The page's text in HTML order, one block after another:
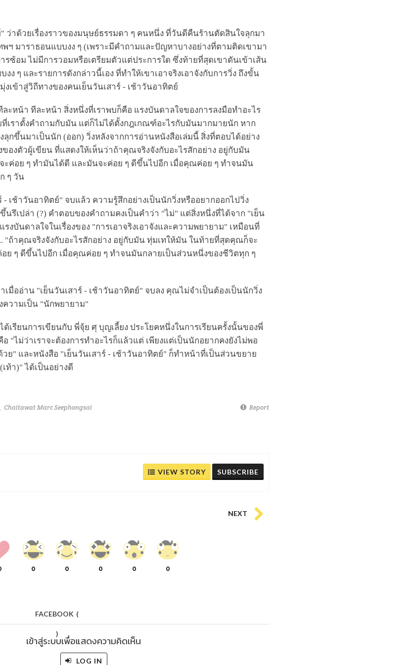
ว่าด้วยเรื่องราวของมนุษย์ธรรมดา ๆ คนหนึ่ง ที่วันดีคืนร้านตัดสินใจลุกมา
พฯ มาราธอนแบบงง ๆ (เพราะมีคำถามและปัญหาบางอย่างที่ตามติดเขามา
รซ้อม ไม่มีการวอมหรือเตรียมตัวแต่ประการใด ซึ่งท้ายที่สุดเขาดันเข้าเส้น
ง ๆ และรายการดังกล่าวนี้เอง ที่ทำให้เขาเอาจริงเอาจังกับการวิ่ง ถึงขั้น
เข้าสู่วิถีทางของคนเย็นวันเสาร์ - เช้าวันอาทิตย์
ะหน้า ทีละหน้า สิ่งหนึ่งที่เราพบก็คือ แรงบันดาลใจของการลงมือทำอะไร
ที่เราตั้งคำถามกับมัน แต่ก็ไม่ได้ตั้งกฎเกณฑ์อะไรกับมันมากมายนัก หาก
กขึ้นมาเป็นนัก (ออก) วิ่งหลังจากการอ่านหนังสือเล่มนี้ สิ่งที่ตอบได้อย่าง
ของตัวผู้เขียน ที่แสดงให้เห็นว่าถ้าคุณจริงจังกับอะไรสักอย่าง อยู่กับมัน
ค่อย ๆ ทำมันได้ดี และมันจะค่อย ๆ ดีขึ้นไปอีก เมื่อคุณค่อย ๆ ทำจนมัน
ๆ วัน
- เช้าวันอาทิตย์" จบแล้ว ความรู้สึกอย่างเป็นนักวิ่งหรืออยากออกไปวิ่ง
นรึเปล่า (?) คำตอบของคำถามคงเป็นคำว่า "ไม่" แต่สิ่งหนึ่งที่ได้จาก "เย็น
งบันดาลใจในเรื่องของ "การเอาจริงเอาจังและความพยายาม" เหมือนที่
"ถ้าคุณจริงจังกับอะไรสักอย่าง อยู่กับมัน ทุ่มเทให้มัน ในท้ายที่สุดคุณก็จะ
ย ๆ ดีขึ้นไปอีก เมื่อคุณค่อย ๆ ทำจนมันกลายเป็นส่วนหนึ่งของชีวิตทุก ๆ
เมื่ออ่าน "เย็นวันเสาร์ - เช้าวันอาทิตย์" จบลง คุณไม่จำเป็นต้องเป็นนักวิ่ง
ความเป็น "นักพยายาม"
ด้เรียนการเขียนกับ พี่จุ้ย ศุ บุญเลี้ยง ประโยคหนึ่งในการเรียนครั้งนั้นของพี่
"ไม่ว่าเราจะต้องการทำอะไรก็แล้วแต่ เพียงแต่เป็นนักอยากคงยังไม่พอ
ย" และหนังสือ "เย็นวันเสาร์ - เช้าวันอาทิตย์" ก็ทำหน้าที่เป็นส่วนขยาย
ท้า)" ได้เป็นอย่างดี
Chaitawat Marc Seephongsai Report
VIEW STORY SUBSCRIBE
NEXT
0 0 0 0 0
FACEBOOK (
)
เข้าสู่ระบบเพื่อแสดงความคิดเห็น
LOG IN